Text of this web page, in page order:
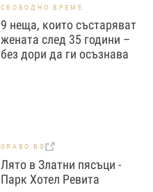
СВОБОДНО ВРЕМЕ
9 неща, които състаряват
жената след 35 години –
без дори да ги осъзнава
GRABO.BG
Лято в Златни пясъци -
Парк Хотел Ревита